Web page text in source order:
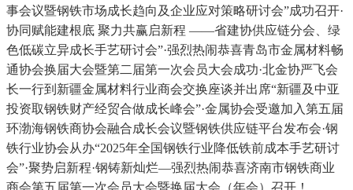
事会议暨钢铁市场成长趋向及企业应对策略研讨会”成功召开·
协同赋能建根底 聚力共赢启新程 ——省建协供应链分会、绿
色低碳立异成长手艺研讨会”·强烈热闹恭喜青岛市金属材料畅
通协会换届大会暨第二届第一次会员大会成功·北金协严飞会
长一行到新疆金属材料行业商会交换座谈并出席“新疆及中亚
投资取钢铁财产经贸合做成长峰会”·金属协会受邀加入第五届
环渤海钢铁商协会融合成长会议暨钢铁供应链平台发布会·钢
铁行业协会从办“2025年全国钢铁行业降低铁前成本手艺研讨
会”·聚势启新程·钢铸新灿烂—强烈热闹恭喜济南市钢铁商业